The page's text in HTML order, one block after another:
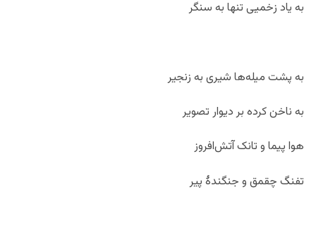
به یاد زخمیی تنها به سنگر
به پشت میله‌ها شیری به زنجیر
به ناخن کرده بر دیوار تصویر
هوا پیما و تانک آتش‌افروز
تفنگ چقمق و جنگندۀ پیر